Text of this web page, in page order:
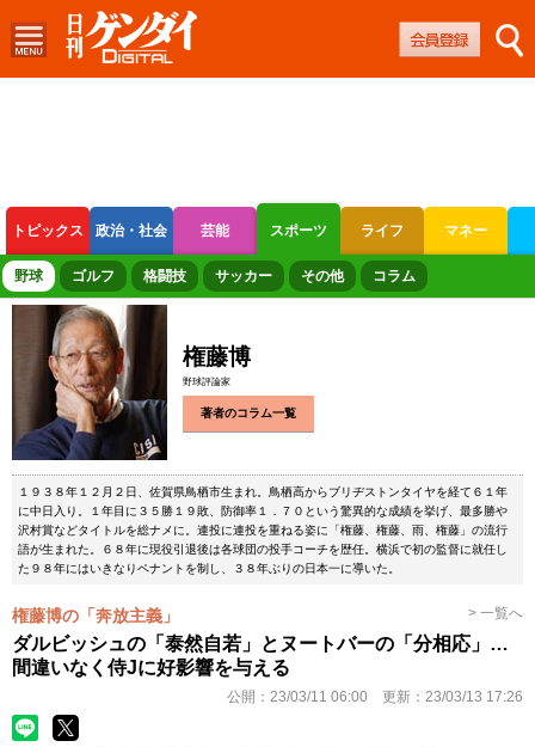
トピックス 政治・社会 芸能 スポーツ ライフ マネー
ボートレース 競輪 オートレース
野球 ゴルフ 格闘技 サッカー その他 コラム
権藤博
野球評論家
著者のコラム一覧
１９３８年１２月２日、佐賀県鳥栖市生まれ。鳥栖高からブリヂストンタイヤを経て６１年
に中日入り。１年目に３５勝１９敗、防御率１．７０という驚異的な成績を挙げ、最多勝や
沢村賞などタイトルを総ナメに。連投に連投を重ねる姿に「権藤、権藤、雨、権藤」の流行
語が生まれた。６８年に現役引退後は各球団の投手コーチを歴任。横浜で初の監督に就任し
た９８年にはいきなりペナントを制し、３８年ぶりの日本一に導いた。
権藤博の「奔放主義」 > 一覧へ
ダルビッシュの「泰然自若」とヌートバーの「分相応」…
間違いなく侍Jに好影響を与える
公開： 23/03/11 06:00 更新： 23/03/13 17:26